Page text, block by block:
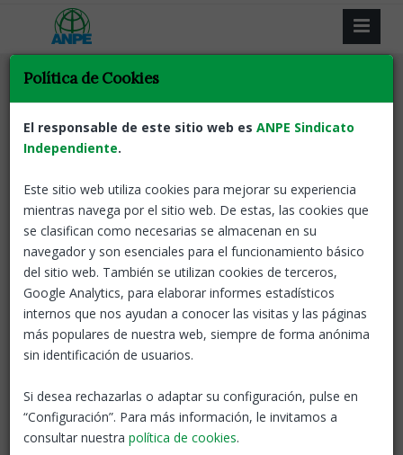
Resultat de la recerca
Tornar
Resolució de la Junta Directiva de la CESI
Catalunya 01 Mar, 2022
La Junta
Directiva de CESI condemna
enèrgicament l'atac rus sobre
Ucraïna
Política de Cookies
El responsable de este sitio web es ANPE Sindicato
Independiente.
Este sitio web utiliza cookies para mejorar su experiencia
mientras navega por el sitio web. De estas, las cookies que
se clasifican como necesarias se almacenan en su
navegador y son esenciales para el funcionamiento básico
del sitio web. También se utilizan cookies de terceros,
Google Analytics, para elaborar informes estadísticos
internos que nos ayudan a conocer las visitas y las páginas
más populares de nuestra web, siempre de forma anónima
sin identificación de usuarios.
Si desea rechazarlas o adaptar su configuración, pulse en
“Configuración”. Para más información, le invitamos a
consultar nuestra política de cookies.